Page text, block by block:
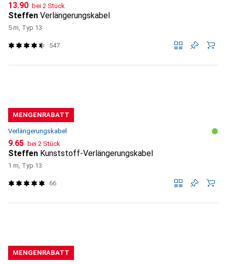
CHF
13.90 bei 2 Stück
Steffen Verlängerungskabel
5 m, Typ 13
547
MENGENRABATT
Verlängerungskabel
CHF
9.65 bei 2 Stück
Steffen Kunststoff-Verlängerungskabel
1 m, Typ 13
66
MENGENRABATT